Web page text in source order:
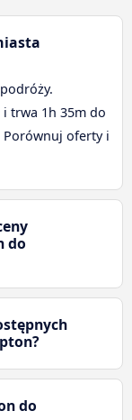
i trwa 1h 35m do
oferty i
do
do